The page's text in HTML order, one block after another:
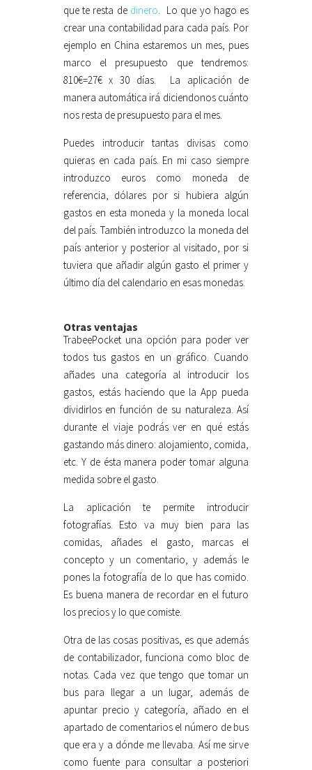
que te resta de dinero. Lo que yo hago es
crear una contabilidad para cada país. Por
ejemplo en China estaremos un mes, pues
marco el presupuesto que tendremos:
810€=27€ x 30 días. La aplicación de
manera automática irá diciendonos cuánto
nos resta de presupuesto para el mes.
Puedes introducir tantas divisas como
quieras en cada país. En mi caso siempre
introduzco euros como moneda de
referencia, dólares por si hubiera algún
gastos en esta moneda y la moneda local
del país. También introduzco la moneda del
país anterior y posterior al visitado, por si
tuviera que añadir algún gasto el primer y
último día del calendario en esas monedas.
Otras ventajas
TrabeePocket una opción para poder ver
todos tus gastos en un gráfico. Cuando
añades una categoría al introducir los
gastos, estás haciendo que la App pueda
dividirlos en función de su naturaleza. Así
durante el viaje podrás ver en qué estás
gastando más dinero: alojamiento, comida,
etc. Y de ésta manera poder tomar alguna
medida sobre el gasto.
La aplicación te permite introducir
fotografías. Esto va muy bien para las
comidas, añades el gasto, marcas el
concepto y un comentario, y además le
pones la fotografía de lo que has comido.
Es buena manera de recordar en el futuro
los precios y lo que comiste.
Otra de las cosas positivas, es que además
de contabilizador, funciona como bloc de
notas. Cada vez que tengo que tomar un
bus para llegar a un lugar, además de
apuntar precio y categoría, añado en el
apartado de comentarios el número de bus
que era y a dónde me llevaba. Así me sirve
como fuente para consultar a posteriori